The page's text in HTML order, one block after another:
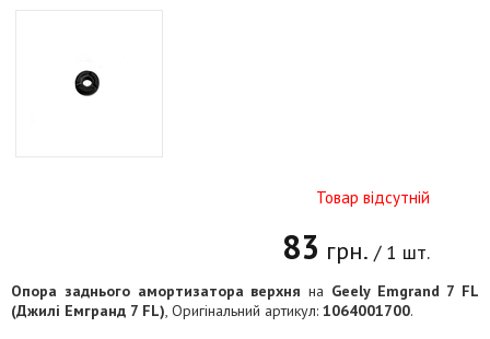
Товар відсутній
83 грн. / 1 шт.
Опора заднього амортизатора верхня на Geely Emgrand 7 FL
(Джилі Емгранд 7 FL), Оригінальний артикул: 1064001700.